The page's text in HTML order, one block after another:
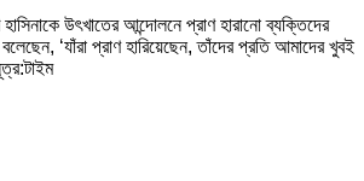
উৎখাতের আন্দোলনে প্রাণ হারানো ব্যক্তিদের
‘যাঁরা প্রাণ হারিয়েছেন, তাঁদের প্রতি আমাদের খুবই